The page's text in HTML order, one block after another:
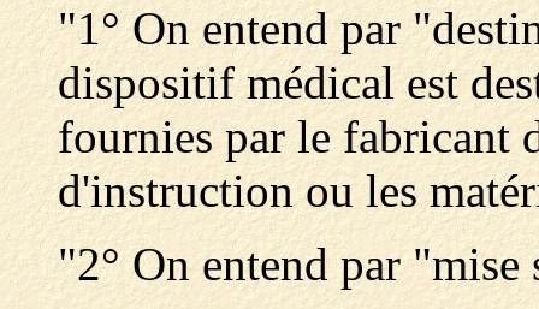
"1° On entend par
dispositif médical est
fournies par le fabricant
d'instruction ou les
"2° On entend par "mise